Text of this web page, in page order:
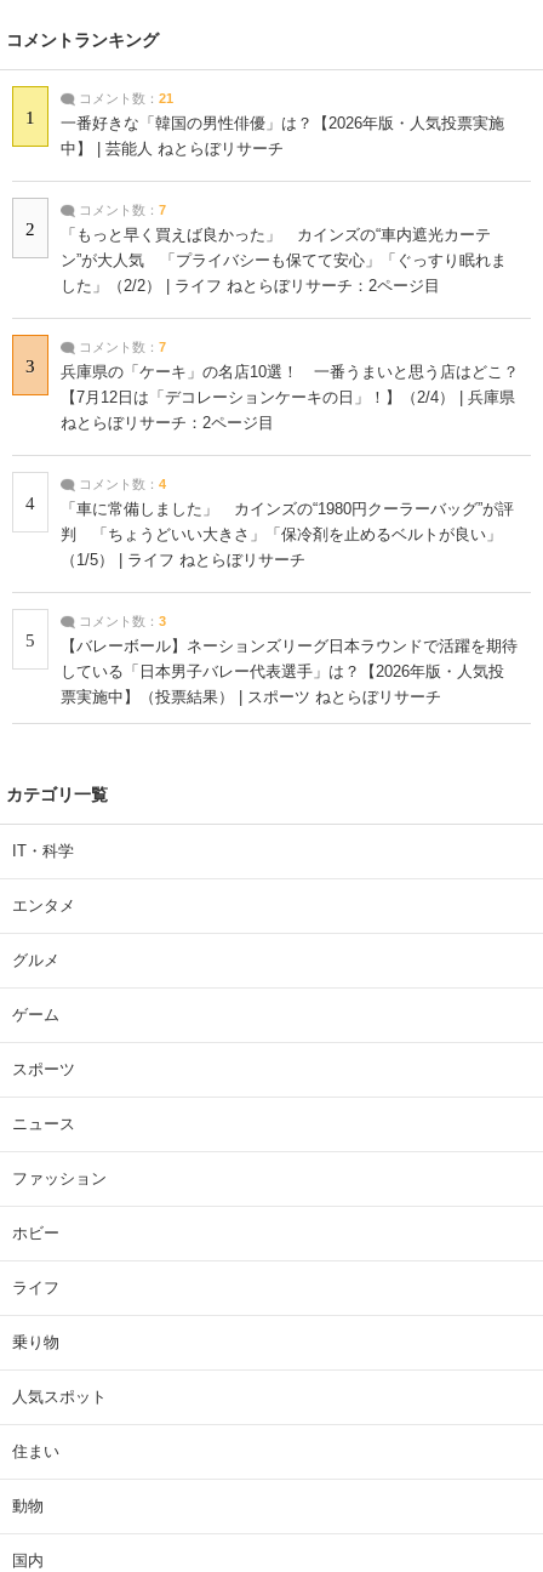
コメントランキング
1
コメント数： 21
一番好きな「韓国の男性俳優」は？【2026年版・人気投票実施
中】 | 芸能人 ねとらぼリサーチ
2
コメント数： 7
「もっと早く買えば良かった」 カインズの“車内遮光カーテ
ン”が大人気 「プライバシーも保てて安心」「ぐっすり眠れま
した」（2/2） | ライフ ねとらぼリサーチ：2ページ目
3
コメント数： 7
兵庫県の「ケーキ」の名店10選！ 一番うまいと思う店はどこ？
【7月12日は「デコレーションケーキの日」！】（2/4） | 兵庫県
ねとらぼリサーチ：2ページ目
4
コメント数： 4
「車に常備しました」 カインズの“1980円クーラーバッグ”が評
判 「ちょうどいい大きさ」「保冷剤を止めるベルトが良い」
（1/5） | ライフ ねとらぼリサーチ
5
コメント数： 3
【バレーボール】ネーションズリーグ日本ラウンドで活躍を期待
している「日本男子バレー代表選手」は？【2026年版・人気投
票実施中】（投票結果） | スポーツ ねとらぼリサーチ
カテゴリ一覧
IT・科学
エンタメ
グルメ
ゲーム
スポーツ
ニュース
ファッション
ホビー
ライフ
乗り物
人気スポット
住まい
動物
国内